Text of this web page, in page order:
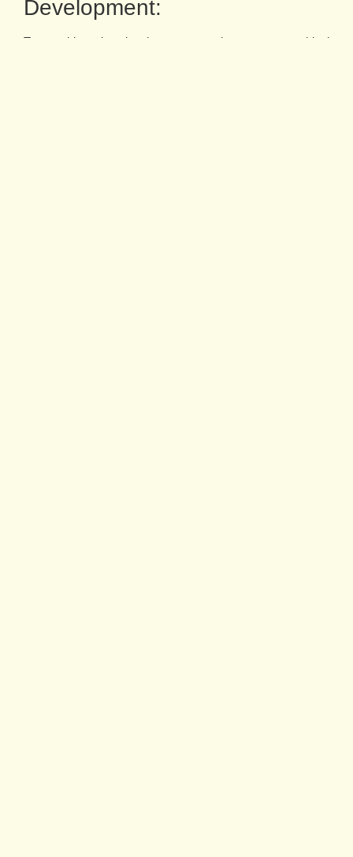
Development:
To provide educational resources that promote ethical